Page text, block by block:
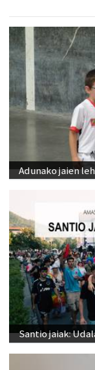
Adunako jaien
Santio jaiak: